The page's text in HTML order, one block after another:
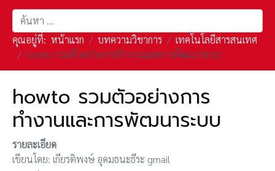
การค้นหา
คุณอยู่ที่: หน้าแรก บทความวิชาการ
เทคโนโลยีสารสนเทศ
howto รวมตัวอย่างการทำงานและการพัฒนาระบบ
howto รวมตัวอย่างการ
ทำงานและการพัฒนาระบบ
รายละเอียด
เขียนโดย: เกียรติพงษ์ อุดมธนะธีระ gmail